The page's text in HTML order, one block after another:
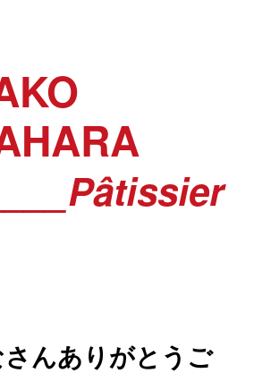
さんありがとうご